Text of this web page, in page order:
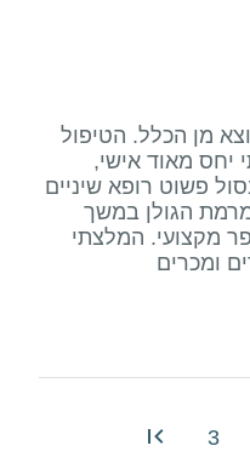
מן הכלל. הטיפול
יחס מאוד אישי,
פשוט רופא שיניים
הגולן במשך
מקצועי. המלצתי
ומכרים
3